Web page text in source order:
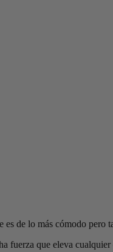
de lo más cómodo pero
que eleva